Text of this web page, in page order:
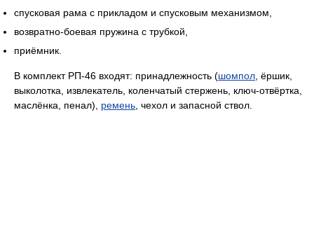
спусковая рама с прикладом и спусковым механизмом,
возвратно-боевая пружина с трубкой,
приёмник.
В комплект РП-46 входят: принадлежность (шомпол , ёршик,
выколотка, извлекатель, коленчатый стержень, ключ-отвёртка,
маслёнка, пенал), ремень , чехол и запасной ствол.